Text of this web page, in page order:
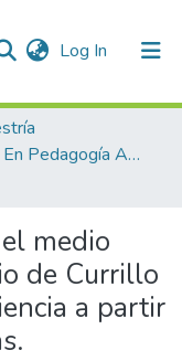
Log In (current)
Maestría En Pedagogía Ambiental Para El desarrollo Sostenible
medio
de Currillo
a partir